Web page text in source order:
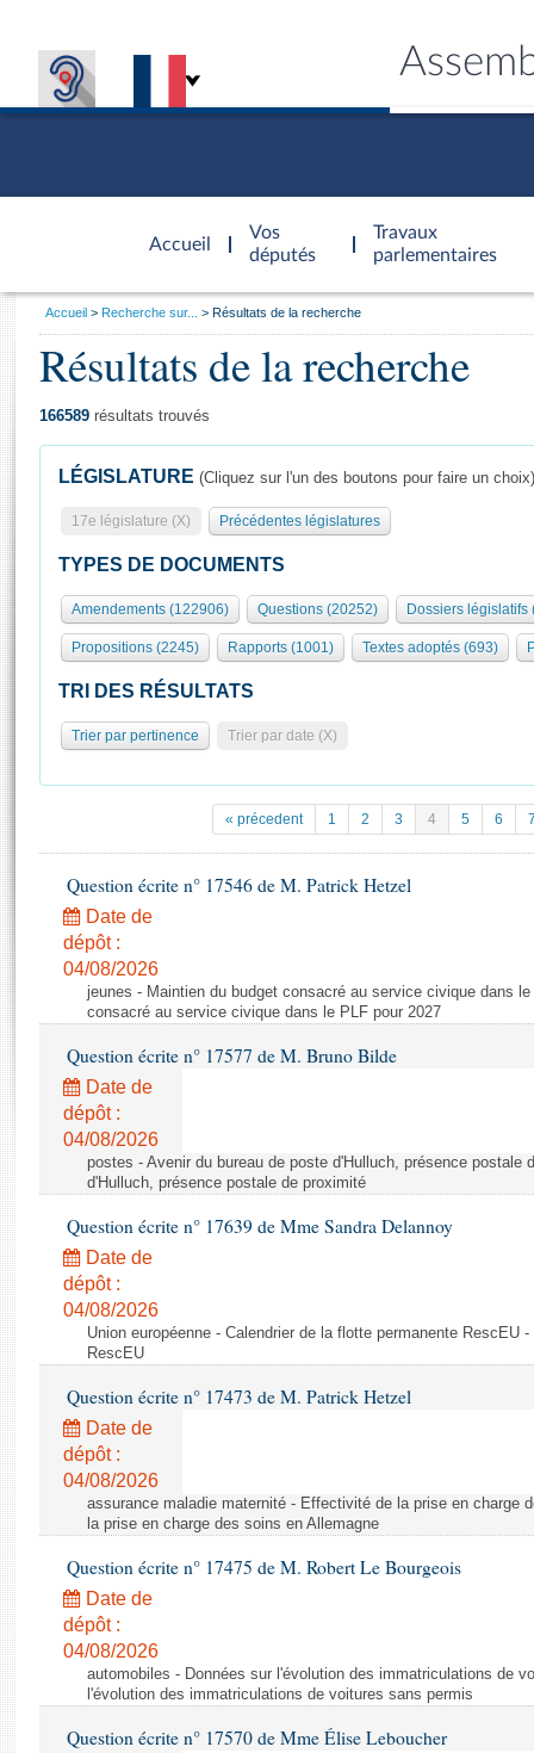
Accueil
d'accueil
Vos
députés
Travaux
parlementaires
Présidence
577 députés
Groupes politiques
Séance publique
Commissions et autres organes
Europe et International
Pétitions
Projets de loi
Propositions de loi
Amendements
Textes adoptés
Rapports législatifs
Rapports sur l'application des lois
Baromètre de l’application des lois
Dossiers législatifs
Budget et sécurité sociale
Questions écrites et orales
Comptes rendus des débats
Général
Rôle et pouvoirs de l'Assemblée
Organisation de l'Assemblée
Présidence Conférence des Présidents Bureau Collège des
Statistiques et chiffres clés
Documents de référence
( Constitution | Règlement de l'Assemblée ... )
Histoire
Juniors
Anciennes législatures
Visiter l'Assemblée
Visite virtuelle du palais Bourbon
Assister à une séance
Contacts et plan d'accès
Photos libres de droit
Vous
Accueil Recherche sur... Résultats de la recherche
Résultats de la recherche
166589 résultats trouvés
LÉGISLATURE (Cliquez sur l'un des boutons pour faire un choix)
17e législature (X) Précédentes législatures
TYPES DE DOCUMENTS
Amendements (122906) Questions (20252) Dossiers législatifs
Propositions (2245) Rapports (1001) Textes adoptés (693)
TRI DES RÉSULTATS
Trier par pertinence Trier par date (X)
« précedent 1 2 3 4 5 6
Question écrite n° 17546 de M. Patrick Hetzel
Date de
dépôt :
04/08/2026
jeunes - Maintien du budget consacré au service civique dans
consacré au service civique dans le PLF pour 2027
Question écrite n° 17577 de M. Bruno Bilde
Date de
dépôt :
04/08/2026
postes - Avenir du bureau de poste d'Hulluch, présence postale
d'Hulluch, présence postale de proximité
Question écrite n° 17639 de Mme Sandra Delannoy
Date de
dépôt :
04/08/2026
Union européenne - Calendrier de la flotte permanente RescEU
RescEU
Question écrite n° 17473 de M. Patrick Hetzel
Date de
dépôt :
04/08/2026
assurance maladie maternité - Effectivité de la prise en charge
la prise en charge des soins en Allemagne
Question écrite n° 17475 de M. Robert Le Bourgeois
Date de
dépôt :
04/08/2026
automobiles - Données sur l'évolution des immatriculations de
l'évolution des immatriculations de voitures sans permis
Question écrite n° 17570 de Mme Élise Leboucher